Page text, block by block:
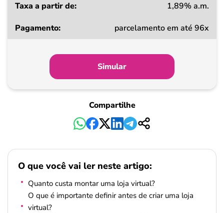
1,89% a.m.
parcelamento em até 96x
Simular
Compartilhe
O que você vai ler neste artigo:
Quanto custa montar uma loja virtual?
O que é importante definir antes de criar uma loja
virtual?